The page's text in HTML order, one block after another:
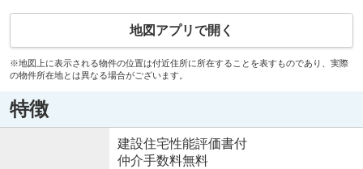
地図アプリで開く
※地図上に表示される物件の位置は付近住所に所在することを表すものであり、実際
の物件所在地とは異なる場合がございます。
特徴
建設住宅性能評価書付
仲介手数料無料